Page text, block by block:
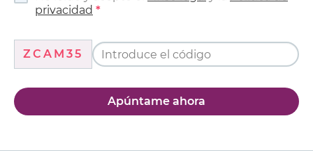
privacidad
ZCAM35
Apúntame ahora